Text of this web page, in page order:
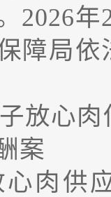
2026年
障局依
放心
案
肉供